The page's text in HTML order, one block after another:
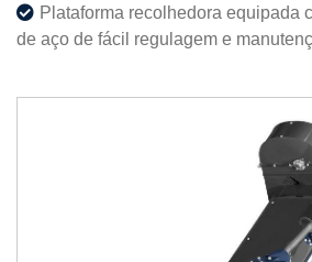
Plataforma recolhedora equipada
de aço de fácil regulagem e